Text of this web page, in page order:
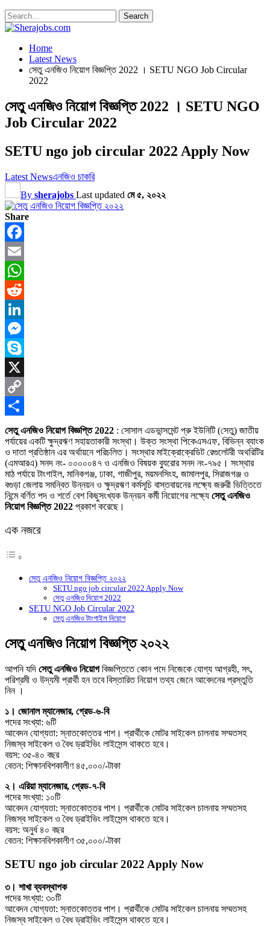
Home
Latest News
সেতু এনজিও নিয়োগ বিজ্ঞপ্তি 2022 । SETU NGO Job Circular
2022
সেতু এনজিও নিয়োগ বিজ্ঞপ্তি 2022 । SETU NGO
Job Circular 2022
SETU ngo job circular 2022 Apply Now
Latest Newsএনজিও চাকরি
By sherajobs Last updated মে ৫, ২০২২
Share
Facebook
Email
WhatsApp
Reddit
LinkedIn
Messenger
Skype
X
Copy
সেতু এনজিও নিয়োগ বিজ্ঞপ্তি 2022 : সােসাল এডভান্সমেন্ট প্রু ইউনিটি (সেতু) জাতীয়
পর্যায়ের একটি ক্ষুদ্রঋণ সহায়তাকারী সংস্থা। উক্ত সংস্থা পিকেএসএফ, বিভিন্ন ব্যাংক
ও দাতা প্রতিষ্ঠান এর অর্থায়নে পরিচলিত। সংস্থার মাইক্রোক্রেডিট রেগুলেটরী অথরিটির
(এমআরএ) সনদ নং- ০০০০০৪৭ ও এনজিও বিষয়ক ব্যুরাের সনদ নং-৭৯৫। সংস্থার
মাঠ পর্যায়ে টাংগাইল, মানিকগঞ্জ, ঢাকা, গাজীপুর, ময়মনসিংহ, জামালপুর, সিরাজগঞ্জ ও
বগুড়া জেলায় সমন্বিত উন্নয়ন ও ক্ষুদ্রঋণ কর্মসূচি বাস্তবায়নের লক্ষ্যে জরুরী ভিত্তিতে
নিন্মে বর্ণিত পদ ও শর্তে বেশ কিছুসংখ্যক উন্নয়ন কর্মী নিয়ােগের লক্ষ্যে সেতু এনজিও
নিয়োগ বিজ্ঞপ্তি 2022 প্রকাশ করেছে।
এক নজরে
সেতু এনজিও নিয়োগ বিজ্ঞপ্তি ২০২২
SETU ngo job circular 2022 Apply Now
সেতু এনজিও নিয়োগ 2022
SETU NGO Job Circular 2022
সেতু এনজিও টাংগাইল নিয়োগ
সেতু এনজিও নিয়োগ বিজ্ঞপ্তি ২০২২
আপনি যদি সেতু এনজিও নিয়োগবিজ্ঞপ্তিতে কোন পদে নিজেকে যোগ্য আগ্রহী, সৎ,
পরিশ্রমী ও উদ্যমী প্রার্থী হন তবে বিস্তারিত নিয়োগ তথ্য জেনে আবেদনের প্রস্তুতি
নিন ।
১। জোনাল ম্যানেজার, গ্রেড-৬-বি
পদের সংখ্যা: ৬টি
আবেদন যোগ্যতা: স্নাতকোত্তর পাশ। প্রার্থীকে মােটর সাইকেল চালনায় সম্মতসহ
নিজস্ব সাইকেল ও বৈধ ড্রাইভিং লাইসেন্স থাকতে হবে।
বয়স: ৩৫-৪০ বছর
বেতন: শিক্ষানবিশকালীণ ৪৫,০০০/-টাকা
২। এরিয়া ম্যানেজার, গ্রেড-৭-বি
পদের সংখ্যা: ১০টি
আবেদন যোগ্যতা: স্নাতকোত্তর পাশ। প্রার্থীকে মােটর সাইকেল চালনায় সম্মতসহ
নিজস্ব সাইকেল ও বৈধ ড্রাইভিং লাইসেন্স থাকতে হবে।
বয়স: অনুর্ধ ৪০ বছর
বেতন: শিক্ষানবিশকালীণ ৩৫,০০০/-টাকা
SETU ngo job circular 2022 Apply Now
৩। শাখা ব্যবস্থাপক
পদের সংখ্যা: ৩০টি
আবেদন যোগ্যতা: স্নাতকোত্তর পাশ। প্রার্থীকে মােটর সাইকেল চালনায় সম্মতসহ
নিজস্ব সাইকেল ও বৈধ ড্রাইভিং লাইসেন্স থাকতে হবে।